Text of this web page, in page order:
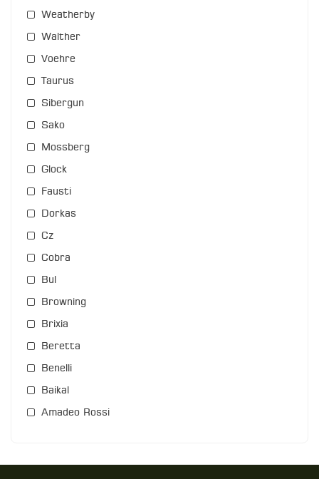
Weatherby
Walther
Voehre
Taurus
Sibergun
Sako
Mossberg
Glock
Fausti
Dorkas
Cz
Cobra
Bul
Browning
Brixia
Beretta
Benelli
Baikal
Amadeo Rossi